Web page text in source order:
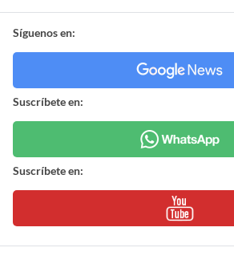
Síguenos en:
Suscríbete en:
Suscríbete en: